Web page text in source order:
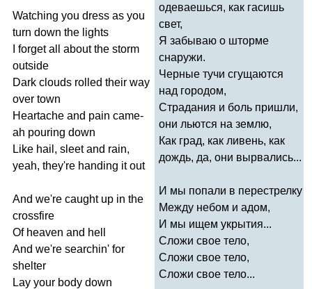
Watching you dress as you
turn down the lights
forget all about the storm
outside
Dark clouds rolled their way
over town
Heartache and pain came-
ah pouring down
Like hail , sleet and rain,
yeah, they're handing it out
And we're caught up in the
crossfire
Of heaven and hell
And we're searchin' for
shelter
Lay your body down
одеваешься, как гасишь
свет,
Я забываю о шторме
снаружи.
Черные тучи сгущаются
над городом,
Страдания и боль пришли,
они льются на землю,
Как град, как ливень, как
дождь, да, они вырвались...
И мы попали в перестрелку
Между небом и адом,
И мы ищем укрытия...
Сложи свое тело,
Сложи свое тело,
Сложи свое тело...